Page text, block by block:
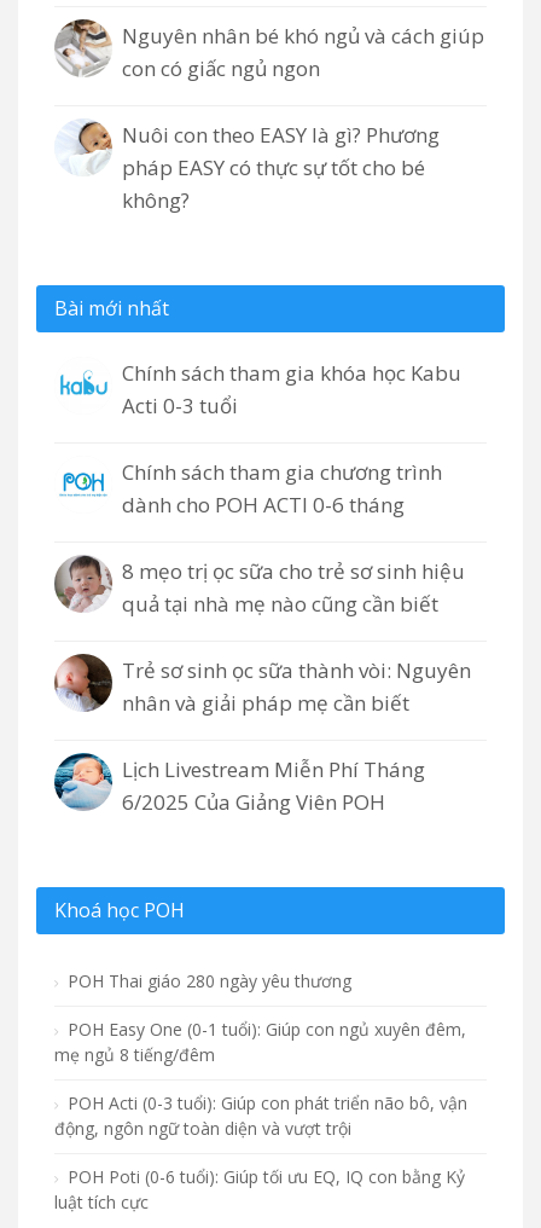
Nguyên nhân bé khó ngủ và cách giúp
con có giấc ngủ ngon
Nuôi con theo EASY là gì? Phương
pháp EASY có thực sự tốt cho bé
không?
Bài mới nhất
Chính sách tham gia khóa học Kabu
Acti 0-3 tuổi
Chính sách tham gia chương trình
dành cho POH ACTI 0-6 tháng
8 mẹo trị ọc sữa cho trẻ sơ sinh hiệu
quả tại nhà mẹ nào cũng cần biết
Trẻ sơ sinh ọc sữa thành vòi: Nguyên
nhân và giải pháp mẹ cần biết
Lịch Livestream Miễn Phí Tháng
6/2025 Của Giảng Viên POH
Khoá học POH
POH Thai giáo 280 ngày yêu thương
POH Easy One (0-1 tuổi): Giúp con ngủ xuyên đêm,
mẹ ngủ 8 tiếng/đêm
POH Acti (0-3 tuổi): Giúp con phát triển não bô, vận
động, ngôn ngữ toàn diện và vượt trội
POH Poti (0-6 tuổi): Giúp tối ưu EQ, IQ con bằng Kỷ
luật tích cực